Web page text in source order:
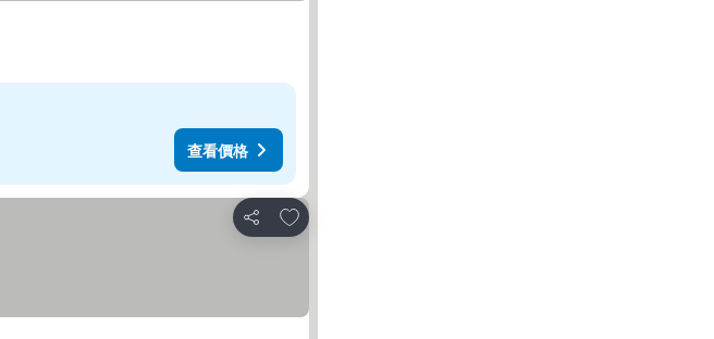
查看價格
分享
加入我的最愛